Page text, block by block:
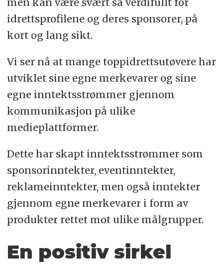
idrettsprofilene og deres sponsorer, på
kort og lang sikt.
Vi ser nå at mange toppidrettsutøvere har
utviklet sine egne merkevarer og sine
egne inntektsstrømmer gjennom
kommunikasjon på ulike
medieplattformer.
Dette har skapt inntektsstrømmer som
sponsorinntekter, eventinntekter,
reklameinntekter, men også inntekter
gjennom egne merkevarer i form av
produkter rettet mot ulike målgrupper.
En positiv sirkel